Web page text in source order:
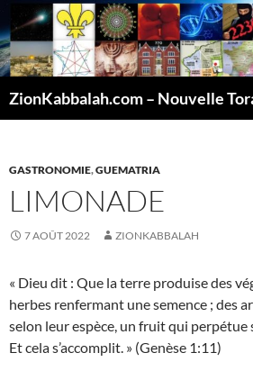
ZionKabbalah.com – Nouvelle
GASTRONOMIE,GUEMATRIA
LIMONADE
7 AOÛT 2022 ZIONKABBALAH
« Dieu dit : Que la terre produise des
herbes renfermant une semence ; des
selon leur espèce, un fruit qui perpétue
Et cela s’accomplit. » (Genèse 1:11)